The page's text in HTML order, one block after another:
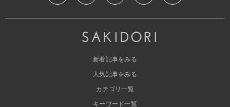
新着記事をみる
人気記事をみる
カテゴリ一覧
キーワード一覧